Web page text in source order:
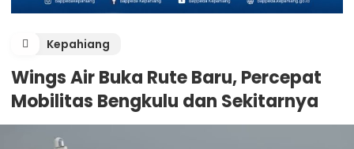
Kepahiang
Wings Air Buka Rute Baru, Percepat
Mobilitas Bengkulu dan Sekitarnya